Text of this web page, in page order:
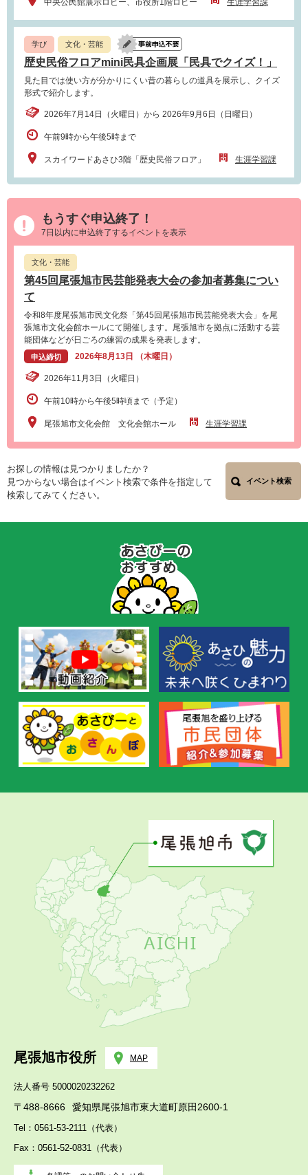
中央公民館展示ロビー、市役所1階ロビー 生涯学習課
学び 文化・芸能
歴史民俗フロアmini民具企画展「民具でクイズ！」
見た目では使い方が分かりにくい昔の暮らしの道具を展示し、クイズ
形式で紹介します。
2026年7月14日（火曜日）から 2026年9月6日（日曜日）
午前9時から午後5時まで
スカイワードあさひ3階「歴史民俗フロア」 生涯学習課
もうすぐ申込終了！
7日以内に申込終了するイベントを表示
文化・芸能
第45回尾張旭市民芸能発表大会の参加者募集につい
て
令和8年度尾張旭市民文化祭「第45回尾張旭市民芸能発表大会」を尾
張旭市文化会館ホールにて開催します。尾張旭市を拠点に活動する芸
能団体などが日ごろの練習の成果を発表します。
申込締切 2026年8月13日 （木曜日）
2026年11月3日（火曜日）
午前10時から午後5時頃まで（予定）
尾張旭市文化会館 文化会館ホール 生涯学習課
お探しの情報は見つかりましたか？
見つからない場合はイベント検索で条件を指定して
検索してみてください。
イベント検索
の
お
す
め
尾張旭市役所 MAP
法人番号 5000020232262
〒488-8666 愛知県尾張旭市東大道町原田2600-1
Tel：0561-53-2111（代表）
Fax：0561-52-0831（代表）